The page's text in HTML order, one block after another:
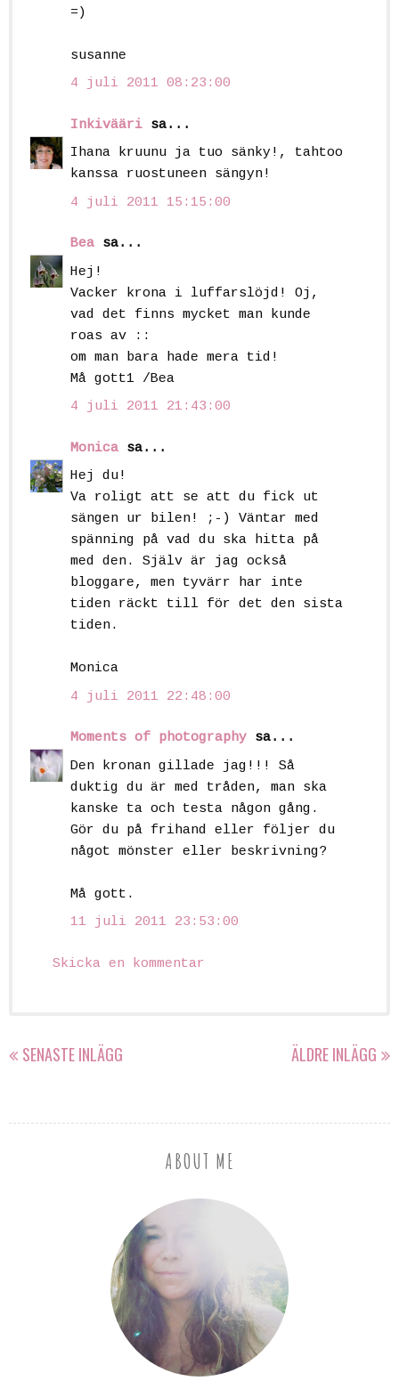
=)
susanne
4 juli 2011 08:23:00
Inkivääri sa...
Ihana kruunu ja tuo sänky!, tahtoo
kanssa ruostuneen sängyn!
4 juli 2011 15:15:00
Bea sa...
Hej!
Vacker krona i luffarslöjd! Oj,
vad det finns mycket man kunde
roas av ::
om man bara hade mera tid!
Må gott1 /Bea
4 juli 2011 21:43:00
Monica sa...
Hej du!
Va roligt att se att du fick ut
sängen ur bilen! ;-) Väntar med
spänning på vad du ska hitta på
med den. Själv är jag också
bloggare, men tyvärr har inte
tiden räckt till för det den sista
tiden.
Monica
4 juli 2011 22:48:00
Moments of photography sa...
Den kronan gillade jag!!! Så
duktig du är med tråden, man ska
kanske ta och testa någon gång.
Gör du på frihand eller följer du
något mönster eller beskrivning?
Må gott.
11 juli 2011 23:53:00
Skicka en kommentar
SENASTE INLÄGG ÄLDRE INLÄGG
ABOUT ME